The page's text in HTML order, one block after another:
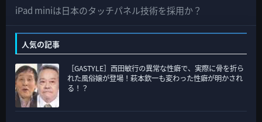
の
ゴ
リ
ー
iPad miniは日本のタッチパネル技術を採用か？
人気の記事
［GASTYLE］西田敏行の異常な性癖で、実際に骨を折ら
れた風俗嬢が登場！萩本欽一も変わった性癖が明かされ
る！？